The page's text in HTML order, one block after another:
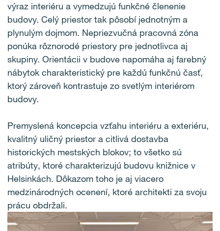
výraz interiéru a vymedzujú funkčné členenie
budovy. Celý priestor tak pôsobí jednotným a
plynulým dojmom. Nepriezvučná pracovná zóna
ponúka rôznorodé priestory pre jednotlivca aj
skupiny. Orientácii v budove napomáha aj farebný
nábytok charakteristický pre každú funkčnú časť,
ktorý zároveň kontrastuje zo svetlým interiérom
budovy.
Premyslená koncepcia vzťahu interiéru a exteriéru,
kvalitný uličný priestor a citlivá dostavba
historických mestských blokov; to všetko sú
atribúty, ktoré charakterizujú budovu knižnice v
Helsinkách. Dôkazom toho je aj viacero
medzinárodných ocenení, ktoré architekti za svoju
prácu obdržali.